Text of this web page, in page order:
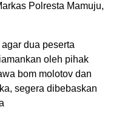
Polresta Mamuju,
dua peserta
oleh pihak
bom molotov dan
segera dibebaskan